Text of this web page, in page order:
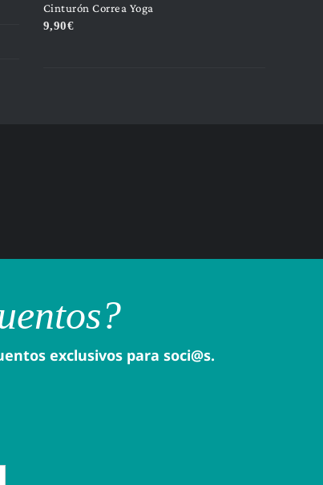
Cinturón Correa Yoga
9,90€
exclusivos para soci@s.